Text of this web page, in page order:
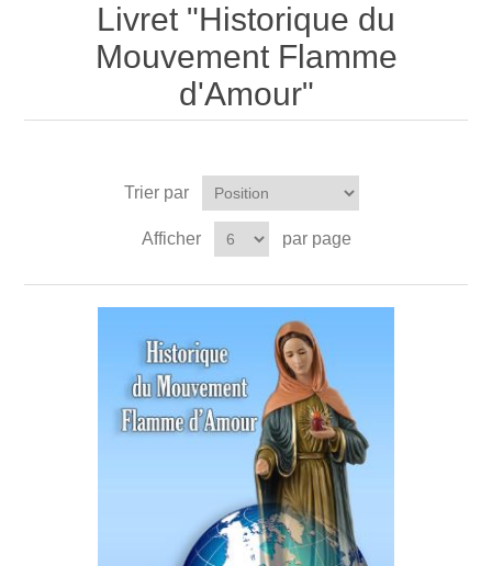
Livret "Historique du
Mouvement Flamme
d'Amour"
Trier par
Afficher par page